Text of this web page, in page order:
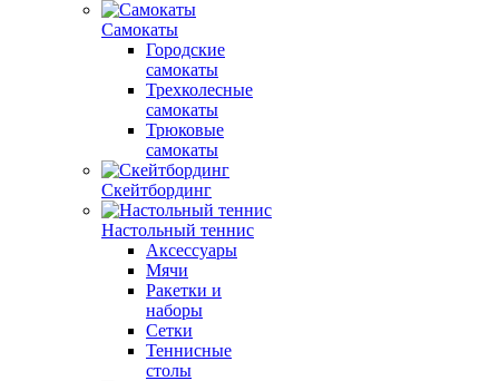
Самокаты
Городские
самокаты
Трехколесные
самокаты
Трюковые
самокаты
Скейтбординг
Настольный теннис
Аксессуары
Мячи
Ракетки и
наборы
Сетки
Теннисные
столы